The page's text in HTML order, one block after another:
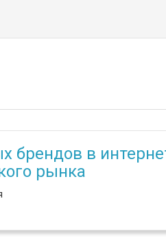
брендов в
рынка